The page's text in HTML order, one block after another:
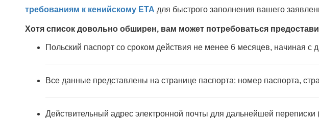
требованиям к кенийскому ETA для быстрого заполнения вашего
Хотя список довольно обширен, вам может потребоваться
Польский паспорт со сроком действия не менее 6 месяцев, начиная с
Все данные представлены на странице паспорта: номер паспорта,
Действительный адрес электронной почты для дальнейшей